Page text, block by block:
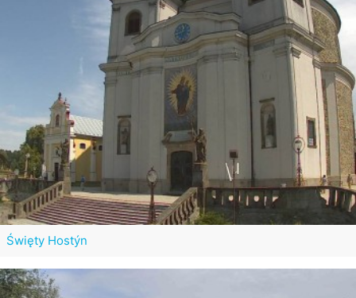
Święty Hostýn